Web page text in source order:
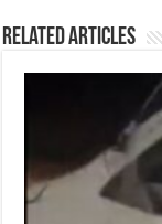
Related Articles